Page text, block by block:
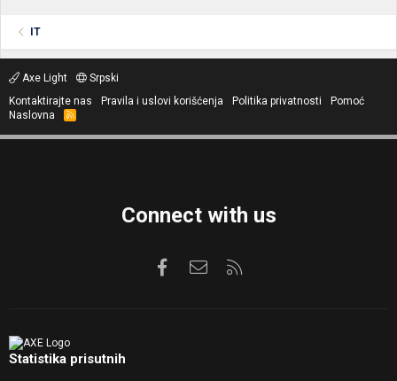
IT
Axe Light
Srpski
Kontaktirajte nas
Pravila i uslovi korišćenja Politika privatnosti
Pomoć
Naslovna
R
S
Connect with us
FacebookKontaktirajte nas
Statistika prisutnih